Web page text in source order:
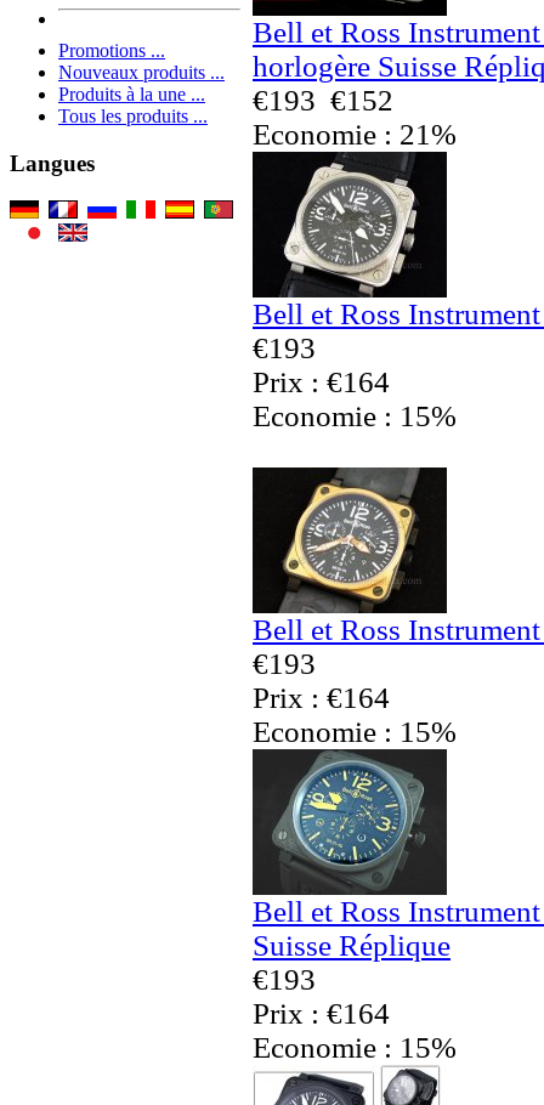
Promotions ...
Nouveaux produits ...
Produits à la une ...
Tous les produits ...
Langues
Bell et Ross
horlogère Suisse
€193 €152
Economie : 21%
Bell et Ross
€193
Prix : €164
Economie : 15%
Bell et Ross
€193
Prix : €164
Economie : 15%
Bell et Ross
Suisse Réplique
€193
Prix : €164
Economie : 15%